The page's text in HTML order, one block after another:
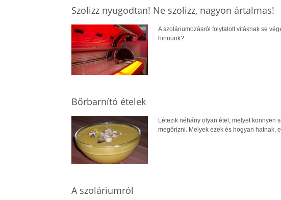
Szolizz nyugodtan! Ne szolizz, nagyon ártalmas!
A szoláriumozásról folytatott vitáknak se
hinnünk?
Bőrbarnító ételek
Létezik néhány olyan étel, melyet könnyen
megőrizni. Melyek ezek és hogyan hatnak,
A szoláriumról